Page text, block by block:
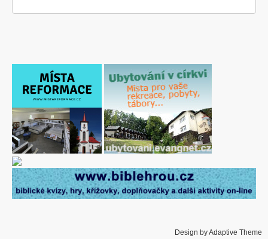
Design by Adaptive Theme